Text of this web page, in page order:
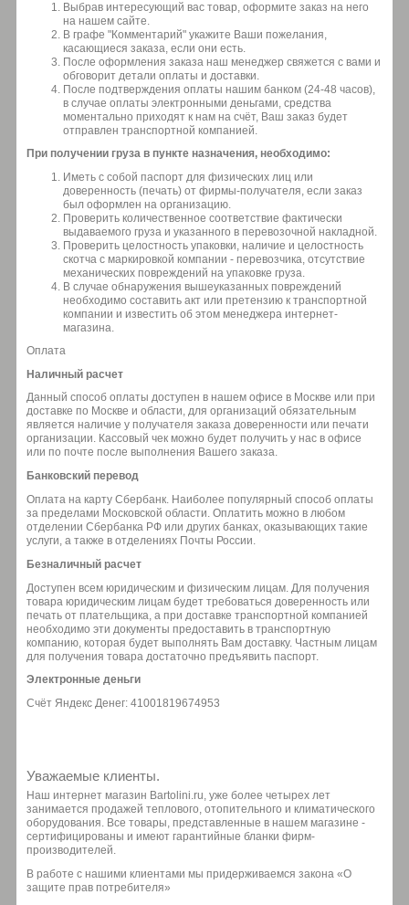
Выбрав интересующий вас товар, оформите заказ на него
на нашем сайте.
В графе "Комментарий" укажите Ваши пожелания,
касающиеся заказа, если они есть.
После оформления заказа наш менеджер свяжется с вами и
обговорит детали оплаты и доставки.
После подтверждения оплаты нашим банком (24-48 часов),
в случае оплаты электронными деньгами, средства
моментально приходят к нам на счёт, Ваш заказ будет
отправлен транспортной компанией.
При получении груза в пункте назначения, необходимо:
Иметь с собой паспорт для физических лиц или
доверенность (печать) от фирмы-получателя, если заказ
был оформлен на организацию.
Проверить количественное соответствие фактически
выдаваемого груза и указанного в перевозочной накладной.
Проверить целостность упаковки, наличие и целостность
скотча с маркировкой компании - перевозчика, отсутствие
механических повреждений на упаковке груза.
В случае обнаружения вышеуказанных повреждений
необходимо составить акт или претензию к транспортной
компании и известить об этом менеджера интернет-
магазина.
Оплата
Наличный расчет
Данный способ оплаты доступен в нашем офисе в Москве или при
доставке по Москве и области, для организаций обязательным
является наличие у получателя заказа доверенности или печати
организации. Кассовый чек можно будет получить у нас в офисе
или по почте после выполнения Вашего заказа.
Банковский перевод
Оплата на карту Сбербанк. Наиболее популярный способ оплаты
за пределами Московской области. Оплатить можно в любом
отделении Сбербанка РФ или других банках, оказывающих такие
услуги, а также в отделениях Почты России.
Безналичный расчет
Доступен всем юридическим и физическим лицам. Для получения
товара юридическим лицам будет требоваться доверенность или
печать от плательщика, а при доставке транспортной компанией
необходимо эти документы предоставить в транспортную
компанию, которая будет выполнять Вам доставку. Частным лицам
для получения товара достаточно предъявить паспорт.
Электронные деньги
Счёт Яндекс Денег: 41001819674953
Уважаемые клиенты.
Наш интернет магазин Bartolini.ru, уже более четырех лет
занимается продажей теплового, отопительного и климатического
оборудования. Все товары, представленные в нашем магазине -
сертифицированы и имеют гарантийные бланки фирм-
производителей.
В работе с нашими клиентами мы придерживаемся закона «О
защите прав потребителя»